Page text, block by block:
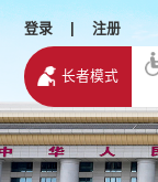
登录 | 注册
长者模式